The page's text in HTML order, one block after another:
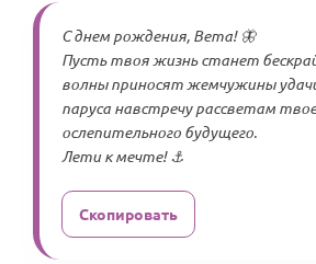
С днем рождения, Вета! 🦋
Пусть твоя жизнь станет
волны приносят жемчужины
паруса навстречу рассветам
ослепительного будущего.
Лети к мечте! ⚓
Скопировать